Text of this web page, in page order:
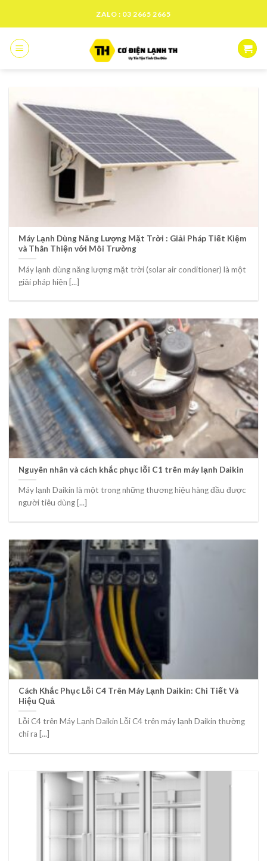
content
ZALO : 03 2665 2665
Máy Lạnh Dùng Năng Lượng Mặt Trời : Giải Pháp Tiết Kiệm
và Thân Thiện với Môi Trường
Máy lạnh dùng năng lượng mặt trời (solar air conditioner) là một
giải pháp hiện [...]
Nguyên nhân và cách khắc phục lỗi C1 trên máy lạnh Daikin
Máy lạnh Daikin là một trong những thương hiệu hàng đầu được
người tiêu dùng [...]
Cách Khắc Phục Lỗi C4 Trên Máy Lạnh Daikin: Chi Tiết Và
Hiệu Quả
Lỗi C4 trên Máy Lạnh Daikin Lỗi C4 trên máy lạnh Daikin thường
chỉ ra [...]